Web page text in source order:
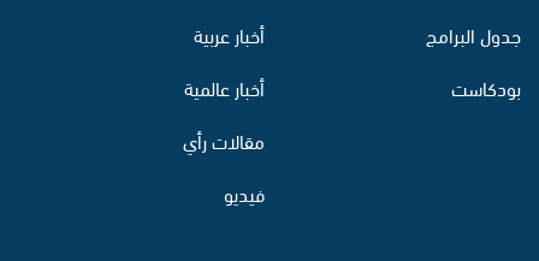
جدول البرامج
بودكاست
أخبار عربية
أخبار عالمية
مقالات رأي
فيديو